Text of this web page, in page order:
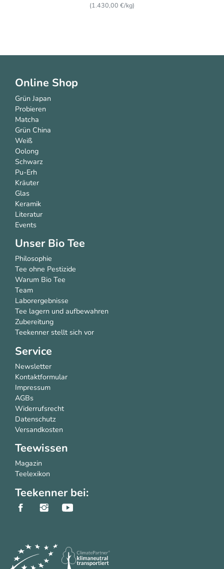
(1.430,00 €/kg)
Online Shop
Grün Japan
Probieren
Matcha
Grün China
Weiß
Oolong
Schwarz
Pu-Erh
Kräuter
Glas
Keramik
Literatur
Events
Unser Bio Tee
Philosophie
Tee ohne Pestizide
Warum Bio Tee
Team
Laborergebnisse
Tee lagern und aufbewahren
Zubereitung
Teekenner stellt sich vor
Service
Newsletter
Kontaktformular
Impressum
AGBs
Widerrufsrecht
Datenschutz
Versandkosten
Teewissen
Magazin
Teelexikon
Teekenner bei: